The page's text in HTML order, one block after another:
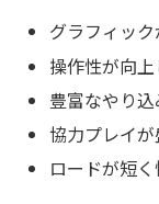
グラフィッ
操作性が向
豊富なやり
協力プレイ
ロードが短